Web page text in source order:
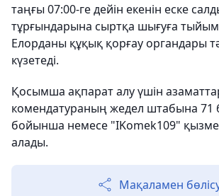
таңғы 07:00-ге дейін екенін еске
тұрғындарына сыртқа шығуға
Елорданы құқық қорғау органдары
күзетеді.
Қосымша ақпарат алу үшін
комендатураның жедел штабына 71
бойынша немесе "IKomek109"
алады.
Мақаламен